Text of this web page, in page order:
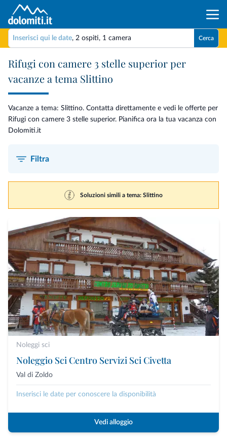
Inserisci qui le date, 2 ospiti, 1 camera Cerca
Rifugi con camere 3 stelle superior per
vacanze a tema Slittino
Vacanze a tema: Slittino. Contatta direttamente e vedi le offerte per
Rifugi con camere 3 stelle superior. Pianifica ora la tua vacanza con
Dolomiti.it
Filtra
Soluzioni simili a tema: Slittino
Noleggi sci
Noleggio Sci Centro Servizi Sci Civetta
Val di Zoldo
Inserisci le date per conoscere la disponibilità
Vedi alloggio